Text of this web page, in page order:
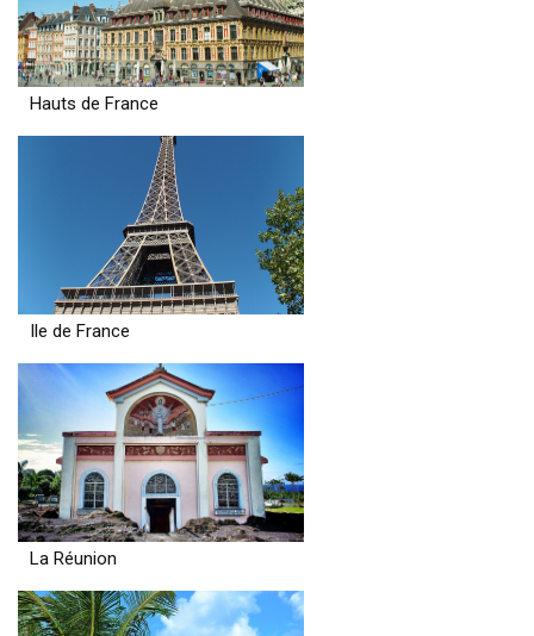
Hauts de France
Ile de France
La Réunion